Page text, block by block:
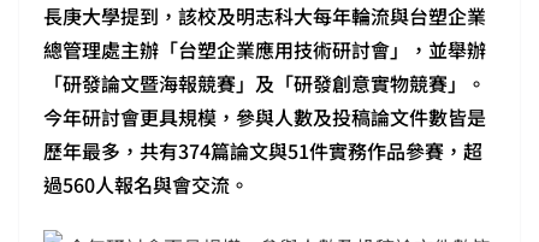
長庚大學提到，該校及明志科大每年輪流與台塑企業
總管理處主辦「台塑企業應用技術研討會」，並舉辦
「研發論文暨海報競賽」及「研發創意實物競賽」。
今年研討會更具規模，參與人數及投稿論文件數皆是
歷年最多，共有374篇論文與51件實務作品參賽，超
過560人報名與會交流。